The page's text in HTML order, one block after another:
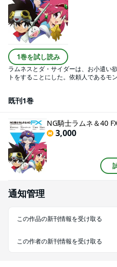
1巻を試し読み
ラムネスとダ・サイダーは、お小遣い
トをすることにした。依頼人であるモ
金以外のムフフな報酬へ期待を膨らま
ンシーンも同行することになり、なに
谷へと出発する。ウラウラの谷……そこ
テンデューが根城にしていたパフパフ
にはNG騎士ラムネ＆40 FX［上巻］［
既刊1巻
NG騎士ラムネ＆40
3,000
通知管理
この作品の新刊情報を受け取る
この作者の新刊情報を受け取る